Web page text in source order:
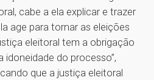
cabe a ela explicar e trazer
age para tornar as eleições
eleitoral tem a obrigação
do processo”,
que a justiça eleitoral